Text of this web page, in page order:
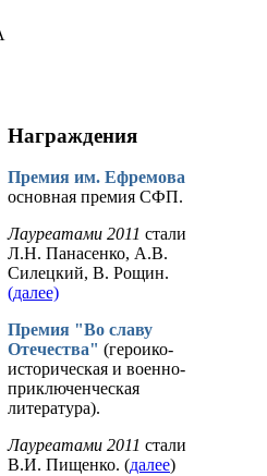
Награждения
Премия им. Ефремова
основная премия СФП.
Лауреатами 2011 стали
Л.Н. Панасенко, А.В.
Силецкий, В. Рощин.
(далее)
Премия "Во славу
Отечества" (героико-
историческая и военно-
приключенческая
литература).
Лауреатами 2011 стали
В.И. Пищенко. (далее)